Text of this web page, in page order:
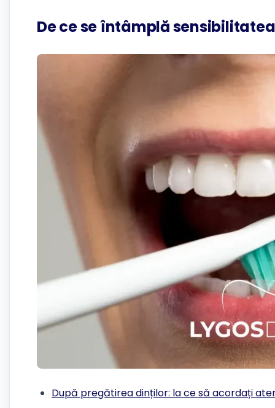
De ce se întâmplă sensibilitatea
După pregătirea dinților: la ce să acordați